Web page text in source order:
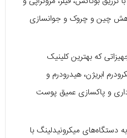
چین و چروک و جوانسازی
که بهترین کلینیک
ابریژن، هیدرودرم و
و پاکسازی عمیق پوست
دستگاه‌های میکرونیدلینگ با